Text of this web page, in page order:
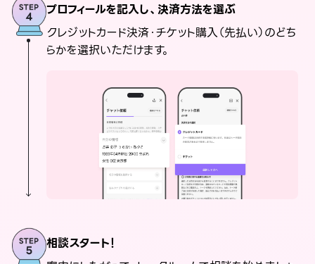
プロフィールを記入し、決済方法を選ぶ
クレジットカード決済・チケット購入（先払い）のどち
らかを選択いただけます。
相談スタート！